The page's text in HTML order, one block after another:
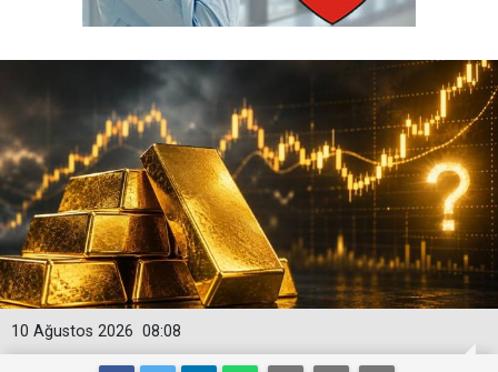
08:08
10 Ağustos 2026